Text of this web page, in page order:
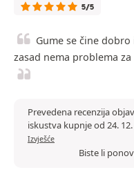
5/5
Gume se čine
zasad nema problema
Prevedena recenzija
iskustva kupnje od 24. 12.
Izvješće
Biste li